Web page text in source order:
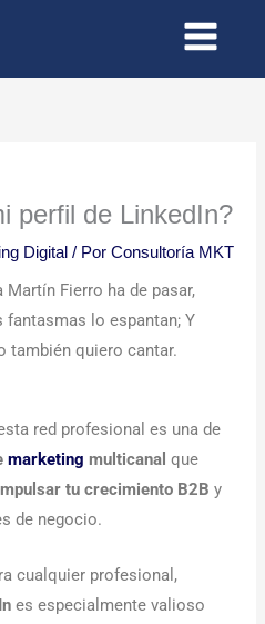
perfil de LinkedIn?
Digital / PorConsultoría MKT
Fierro ha de pasar,
fantasmas lo espantan; Y
también quiero cantar.
red profesional es una de
marketing multicanal que
tu crecimiento B2B y
de negocio.
cualquier profesional,
es especialmente valioso